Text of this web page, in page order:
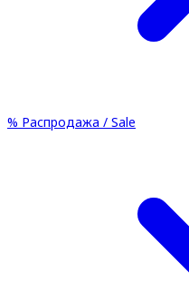
% Распродажа / Sale